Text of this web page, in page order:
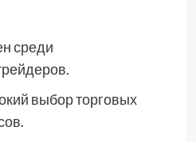
среди
выбор торговых